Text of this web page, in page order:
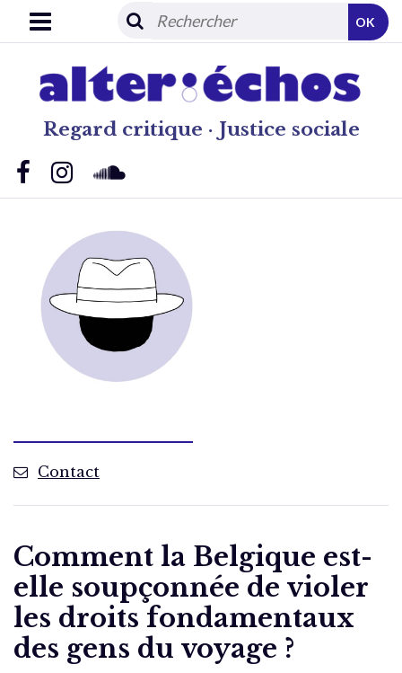
Regard critique · Justice sociale
OK
Contact
Comment la Belgique est-
elle soupçonnée de violer
les droits fondamentaux
des gens du voyage ?